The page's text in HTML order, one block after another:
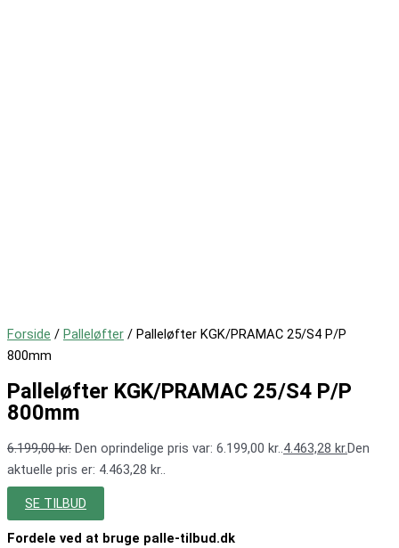
Forside / Palleløfter / Palleløfter KGK/PRAMAC 25/S4 P/P
800mm
Palleløfter KGK/PRAMAC 25/S4 P/P
800mm
6.199,00kr. Den oprindelige pris var: 6.199,00 kr..4.463,28 kr.Den
aktuelle pris er: 4.463,28 kr..
SE TILBUD
Fordele ved at bruge palle-tilbud.dk